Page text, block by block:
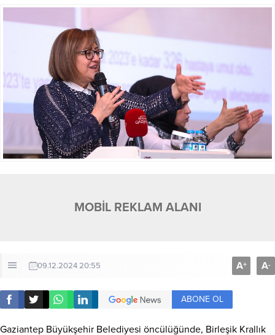
MOBİL REKLAM ALANI
09.12.2024 20:55 A+ A-
ABONE OL
Gaziantep Büyükşehir Belediyesi öncülüğünde, Birleşik Krallık